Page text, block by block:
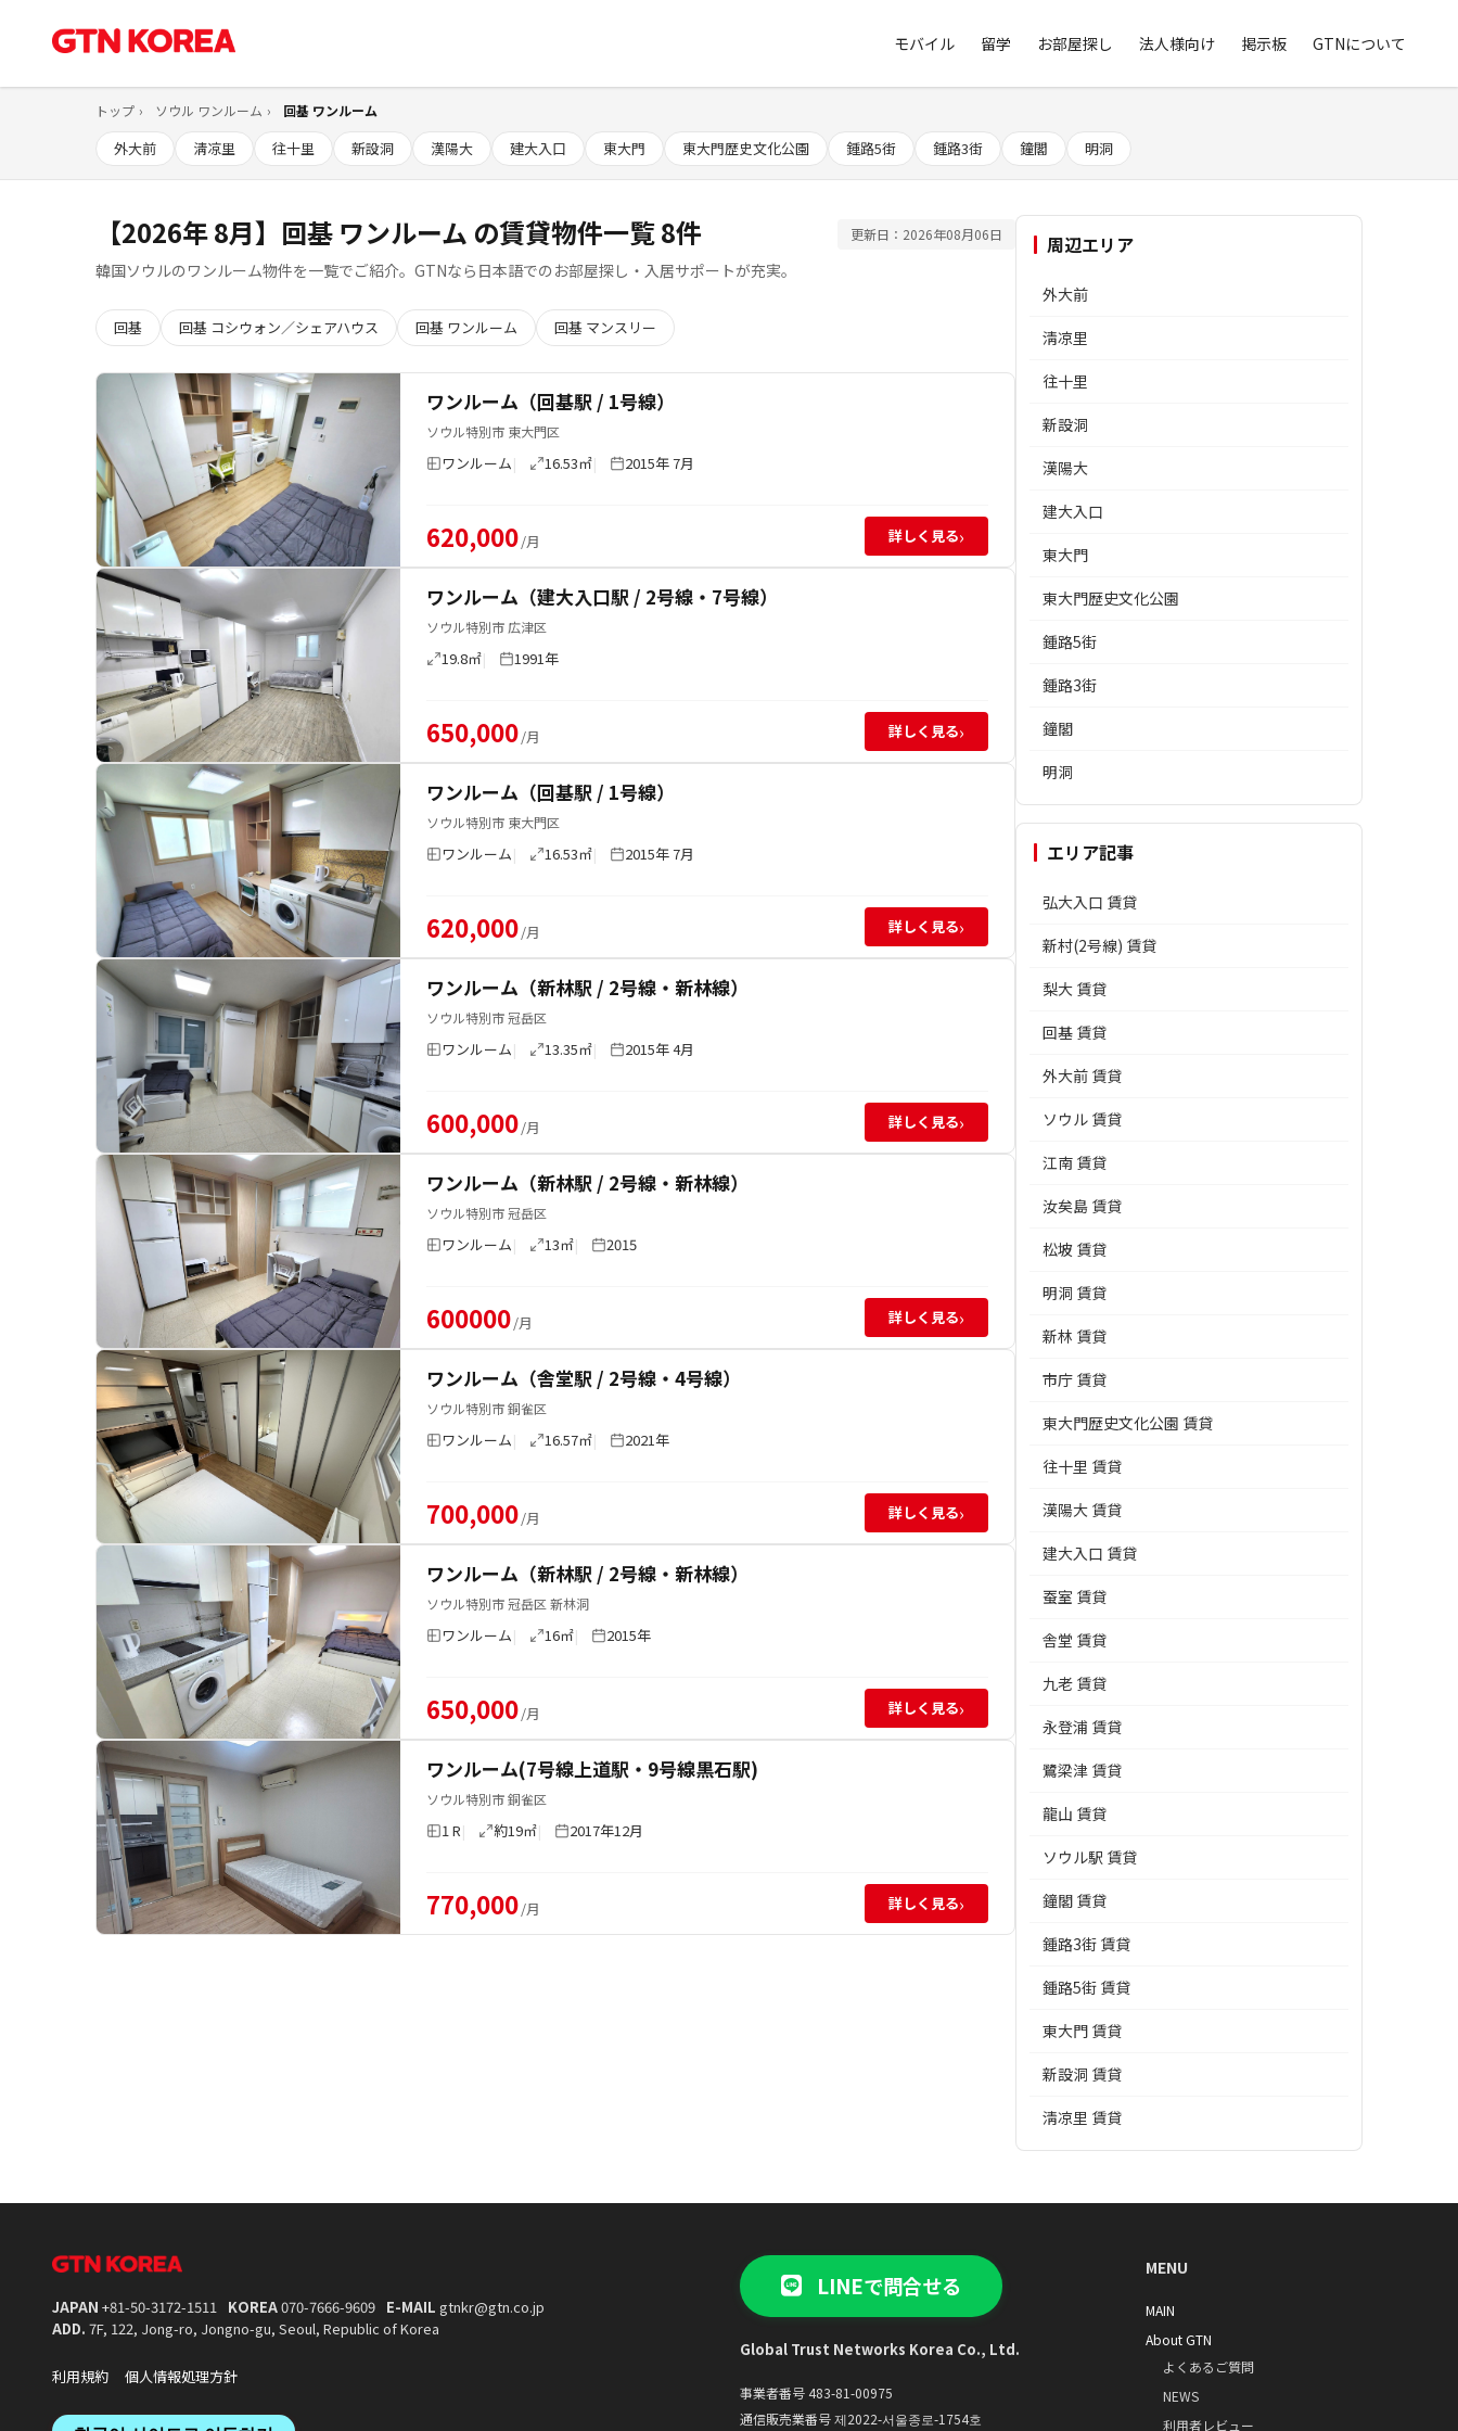
モバイル 留学 お部屋探し 法人様向け 掲示板 GTNについて
トップ ソウル ワンルーム 回基 ワンルーム
外大前 淸凉里 往十里 新設洞 漢陽大 建大入口 東大門 東大門歴史文化公園 鍾路5街 鍾路3街 鐘閣 明洞
【2026年 8月】回基 ワンルーム の賃貸物件一覧 8件
韓国ソウルのワンルーム物件を一覧でご紹介。GTNなら日本語でのお部屋探し・入居サポートが充実。
更新日：2026年08月06日
回基 回基 コシウォン／シェアハウス 回基 ワンルーム 回基 マンスリー
ワンルーム（回基駅 / 1号線）
ソウル特別市 東大門区
ワンルーム 16.53㎡ 2015年 7月
620,000/月 詳しく見る›
ワンルーム（建大入口駅 / 2号線・7号線）
ソウル特別市 広津区
19.8㎡ 1991年
650,000/月 詳しく見る›
ワンルーム（回基駅 / 1号線）
ソウル特別市 東大門区
ワンルーム 16.53㎡ 2015年 7月
620,000/月 詳しく見る›
ワンルーム（新林駅 / 2号線・新林線）
ソウル特別市 冠岳区
ワンルーム 13.35㎡ 2015年 4月
600,000/月 詳しく見る›
ワンルーム（新林駅 / 2号線・新林線）
ソウル特別市 冠岳区
ワンルーム 13㎡ 2015
600000/月 詳しく見る›
ワンルーム（舎堂駅 / 2号線・4号線）
ソウル特別市 銅雀区
ワンルーム 16.57㎡ 2021年
700,000/月 詳しく見る›
ワンルーム（新林駅 / 2号線・新林線）
ソウル特別市 冠岳区 新林洞
ワンルーム 16㎡ 2015年
650,000/月 詳しく見る›
ワンルーム(7号線上道駅・9号線黒石駅)
ソウル特別市 銅雀区
1 R 約19㎡ 2017年12月
770,000/月 詳しく見る›
周辺エリア
外大前
淸凉里
往十里
新設洞
漢陽大
建大入口
東大門
東大門歴史文化公園
鍾路5街
鍾路3街
鐘閣
明洞
エリア記事
弘大入口 賃貸
新村(2号線) 賃貸
梨大 賃貸
回基 賃貸
外大前 賃貸
ソウル 賃貸
江南 賃貸
汝矣島 賃貸
松坡 賃貸
明洞 賃貸
新林 賃貸
市庁 賃貸
東大門歴史文化公園 賃貸
往十里 賃貸
漢陽大 賃貸
建大入口 賃貸
蚕室 賃貸
舎堂 賃貸
九老 賃貸
永登浦 賃貸
鷺梁津 賃貸
龍山 賃貸
ソウル駅 賃貸
鐘閣 賃貸
鍾路3街 賃貸
鍾路5街 賃貸
東大門 賃貸
新設洞 賃貸
淸凉里 賃貸
JAPAN +81-50-3172-1511 KOREA070-7666-9609 E-MAIL gtnkr@gtn.co.jp
ADD. 7F, 122, Jong-ro, Jongno-gu, Seoul, Republic of Korea
利用規約 個人情報処理方針
LINEで問合せる
Global Trust Networks Korea Co., Ltd.
事業者番号 483-81-00975
通信販売業番号 제2022-서울종로-1754호
MENU
MAIN
About GTN
よくあるご質問
NEWS
利用者レビュー